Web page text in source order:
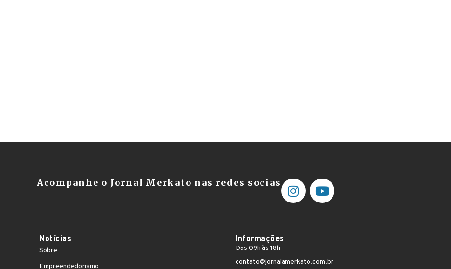
Acompanhe o Jornal Merkato nas redes socias
Notícias
Sobre
Empreendedorismo
Informações
Das 09h às 18h
contato@jornalamerkato.com.br